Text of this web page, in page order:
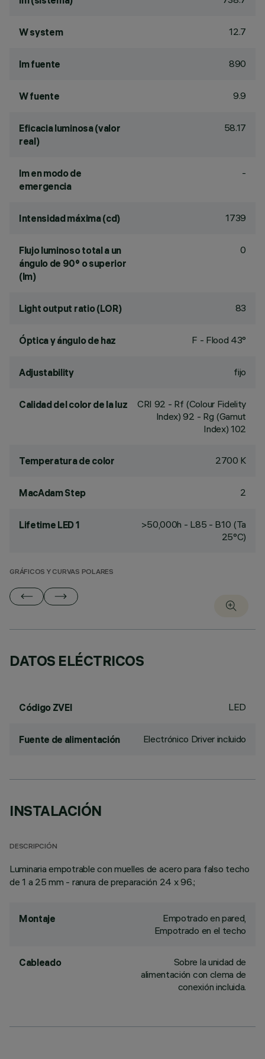
W system 12.7
lm fuente 890
W fuente 9.9
Eficacia luminosa (valor
real)
58.17
lm en modo de
emergencia
-
Intensidad máxima (cd) 1739
Flujo luminoso total a un
ángulo de 90° o superior
(lm)
0
Light output ratio (LOR) 83
Óptica y ángulo de haz F - Flood 43°
Adjustability fijo
Calidad del color de la luz CRI 92 - Rf (Colour Fidelity
Index) 92 - Rg (Gamut
Index) 102
Temperatura de color 2700 K
MacAdam Step 2
Lifetime LED 1
>50,000h - L85 - B10 (Ta
25°C)
GRÁFICOS Y CURVAS POLARES
DATOS ELÉCTRICOS
Código ZVEI LED
Fuente de alimentación Electrónico Driver incluido
INSTALACIÓN
DESCRIPCIÓN
Luminaria empotrable con muelles de acero para falso techo
de 1 a 25 mm - ranura de preparación 24 x 96.;
Montaje
Empotrado en pared,
Empotrado en el techo
Cableado
Sobre la unidad de
alimentación con clema de
conexión incluida.